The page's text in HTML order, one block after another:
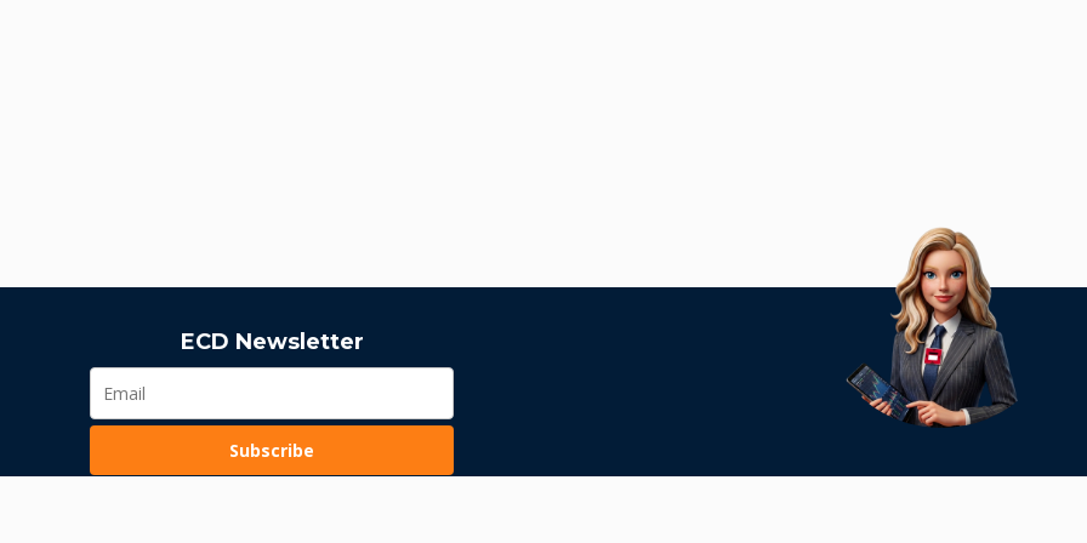
ECD Newsletter
Subscribe